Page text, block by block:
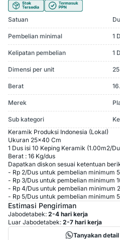
Satuan
Pembelian minimal 1
Kelipatan pembelian 1
Dimensi per unit
Berat
Merek
Sub kategori
Keramik Produksi Indonesia (Lokal)
Ukuran 25x40 Cm
1 Dus isi 10 Keping Keramik (1.00m2/
Berat : 16 Kg/dus
Dapatkan diskon sesuai ketentuan
- Rp 2/Dus untuk pembelian minimum
- Rp 3/Dus untuk pembelian minimum
- Rp 4/Dus untuk pembelian minimum
- Rp 5/Dus untuk pembelian minimum
Estimasi Pengiriman
Jabodetabek: 2-4 hari kerja
Luar Jabodetabek: 2-7 hari kerja
Tanyakan